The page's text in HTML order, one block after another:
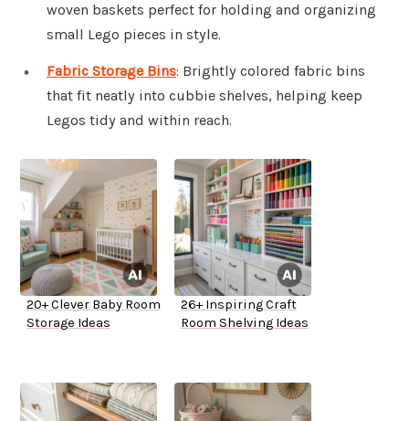
woven baskets perfect for holding and organizing
small Lego pieces in style.
Fabric Storage Bins: Brightly colored fabric bins
that fit neatly into cubbie shelves, helping keep
Legos tidy and within reach.
20+ Clever Baby Room
Storage Ideas
26+ Inspiring Craft
Room Shelving Ideas